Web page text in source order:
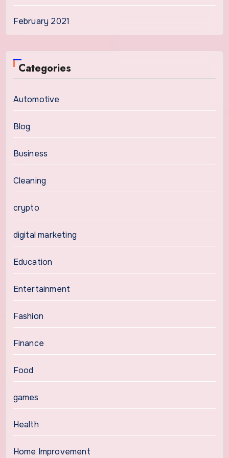
February 2021
Categories
Automotive
Blog
Business
Cleaning
crypto
digital marketing
Education
Entertainment
Fashion
Finance
Food
games
Health
Home Improvement